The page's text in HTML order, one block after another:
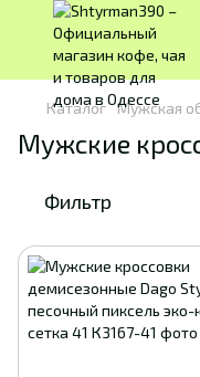
Каталог Мужская
Мужские
Фильтр